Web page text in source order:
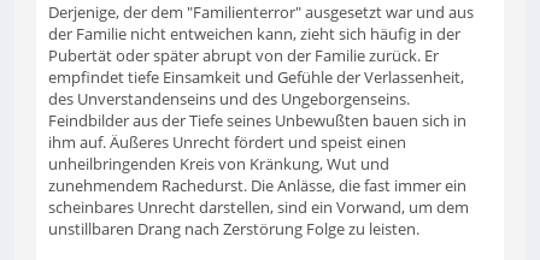
Derjenige, der dem "Familienterror" ausgesetzt war und aus
der Familie nicht entweichen kann, zieht sich häufig in der
Pubertät oder später abrupt von der Familie zurück. Er
empfindet tiefe Einsamkeit und Gefühle der Verlassenheit,
des Unverstandenseins und des Ungeborgenseins.
Feindbilder aus der Tiefe seines Unbewußten bauen sich in
ihm auf. Äußeres Unrecht fördert und speist einen
unheilbringenden Kreis von Kränkung, Wut und
zunehmendem Rachedurst. Die Anlässe, die fast immer ein
scheinbares Unrecht darstellen, sind ein Vorwand, um dem
unstillbaren Drang nach Zerstörung Folge zu leisten.